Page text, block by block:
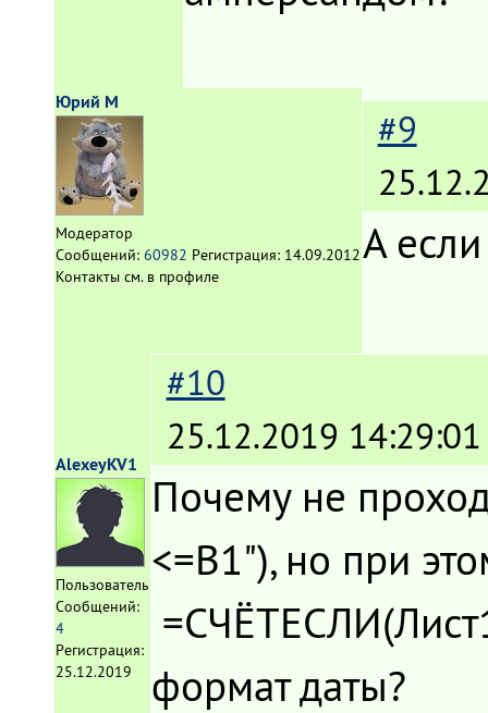
Юрий М
Модератор
Сообщений: 60982 Регистрация: 14.09.2012
Контакты см. в профиле
#9
А
AlexeyKV1
Пользователь
Сообщений:
4
Регистрация:
25.12.2019
#10
25.12.2019 14:29:01
Почему не
<=B1"), но при
формат даты?